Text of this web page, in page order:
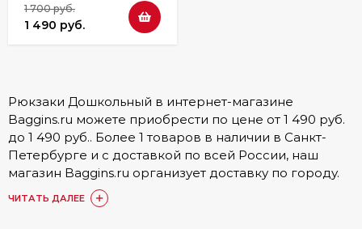
1 700 руб.
1 490 руб.
Рюкзаки Дошкольный в интернет-магазине
Baggins.ru можете приобрести по цене от 1 490 руб.
до 1 490 руб.. Более 1 товаров в наличии в Санкт-
Петербурге и с доставкой по всей России, наш
магазин Baggins.ru организует доставку по городу.
Подробные условия доставки, а также стоимость
доступна в разделе
ЧИТАТЬ ДАЛЕЕ